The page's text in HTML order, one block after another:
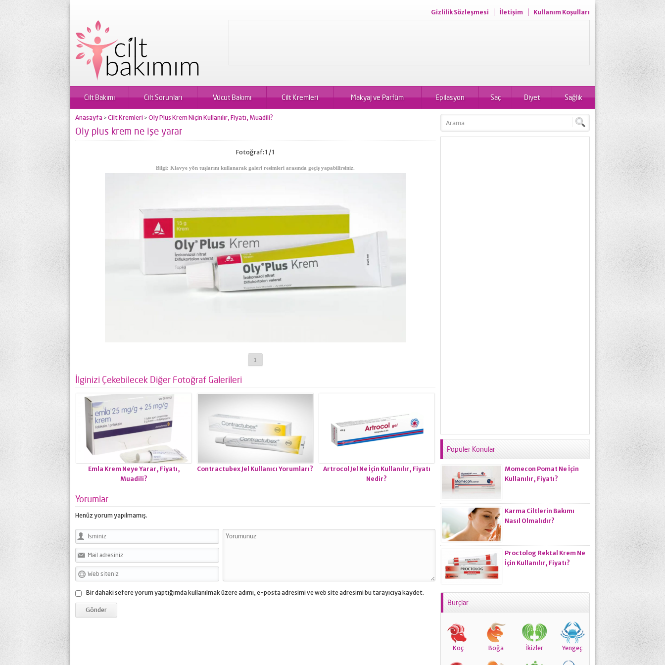
Gizlilik Sözleşmesi İletişim Kullanım Koşulları
Cilt Bakımı Cilt Sorunları Vücut Bakımı Cilt Kremleri Makyaj ve Parfüm Epilasyon Saç Diyet Sağlık
Anasayfa > Cilt Kremleri > Oly Plus Krem Niçin Kullanılır, Fiyatı, Muadili?
Oly plus krem ne işe yarar
Fotoğraf: 1 / 1
Bilgi: Klavye yön tuşlarını kullanarak galeri resimleri arasında geçiş yapabilirsiniz.
1
İlginizi Çekebilecek Diğer Fotoğraf Galerileri
Emla Krem Neye Yarar, Fiyatı,
Muadili?
Contractubex Jel Kullanıcı Yorumları?
Artrocol Jel Ne İçin Kullanılır, Fiyatı
Nedir?
Yorumlar
Henüz yorum yapılmamış.
Bir dahaki sefere yorum yaptığımda kullanılmak üzere adımı, e-posta adresimi ve web site adresimi bu tarayıcıya kaydet.
Popüler Konular
Momecon Pomat Ne İçin
Kullanılır, Fiyatı?
Karma Ciltlerin Bakımı
Nasıl Olmalıdır?
Proctolog Rektal Krem Ne
İçin Kullanılır, Fiyatı?
Burçlar
Koç Boğa İkizler Yengeç